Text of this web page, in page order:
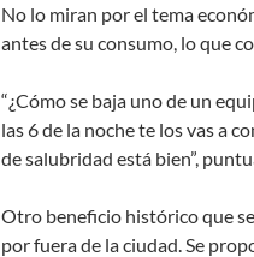
No lo miran por el tema
antes de su consumo, lo que
“¿Cómo se baja uno de un
las 6 de la noche te los vas a
de salubridad está bien”,
Otro beneficio histórico que
por fuera de la ciudad. Se